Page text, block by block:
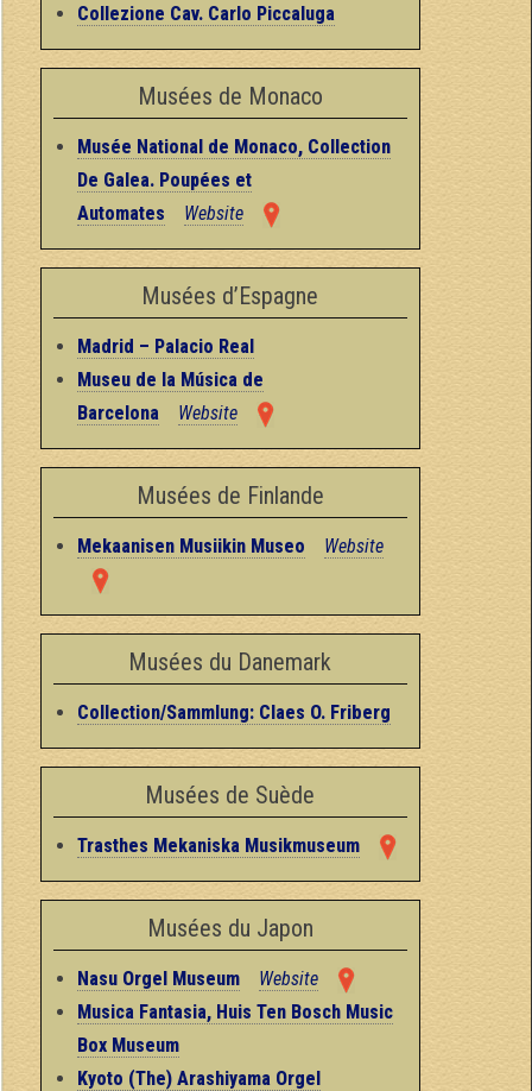
Collezione Cav. Carlo Piccaluga
Musées de Monaco
Musée National de Monaco, Collection
De Galea. Poupées et
Automates
Website
Musées d’Espagne
Madrid – Palacio Real
Museu de la Música de
Barcelona
Website
Musées de Finlande
Mekaanisen Musiikin Museo Website
Musées du Danemark
Collection/Sammlung: Claes O. Friberg
Musées de Suède
Trasthes Mekaniska Musikmuseum
Musées du Japon
Nasu Orgel Museum
Website
Musica Fantasia, Huis Ten Bosch Music
Box Museum
Kyoto (The) Arashiyama Orgel